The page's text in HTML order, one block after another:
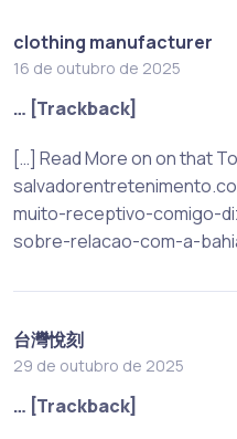
clothing manufacturer
16 de outubro de 2025
… [Trackback]
[…] Read More on on that
muito-receptivo-comigo-
sobre-relacao-com-a-
台灣悅刻
29 de outubro de 2025
… [Trackback]